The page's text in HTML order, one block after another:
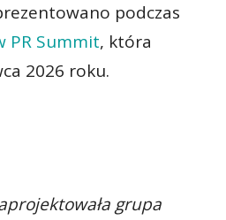
podczas
PR Summit, która
2026 roku.
grupa